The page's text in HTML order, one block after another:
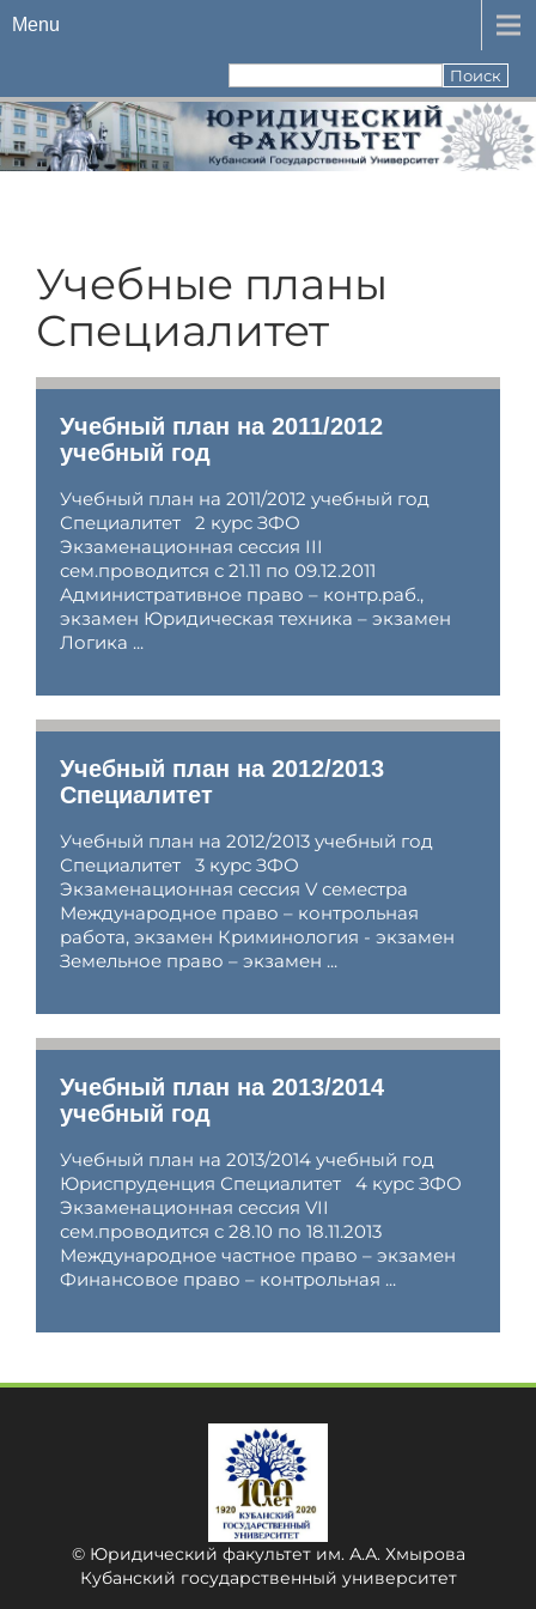
Menu
Учебные планы
Специалитет
Учебный план на 2011/2012
учебный год
Учебный план на 2011/2012 учебный год
Специалитет 2 курс ЗФО
Экзаменационная сессия III
сем.проводится с 21.11 по 09.12.2011
Административное право – контр.раб.,
экзамен Юридическая техника – экзамен
Логика ...
Учебный план на 2012/2013
Специалитет
Учебный план на 2012/2013 учебный год
Специалитет 3 курс ЗФО
Экзаменационная сессия V семестра
Международное право – контрольная
работа, экзамен Криминология - экзамен
Земельное право – экзамен ...
Учебный план на 2013/2014
учебный год
Учебный план на 2013/2014 учебный год
Юриспруденция Специалитет 4 курс ЗФО
Экзаменационная сессия VII
сем.проводится с 28.10 по 18.11.2013
Международное частное право – экзамен
Финансовое право – контрольная ...
© Юридический факультет им. А.А. Хмырова
Кубанский государственный университет